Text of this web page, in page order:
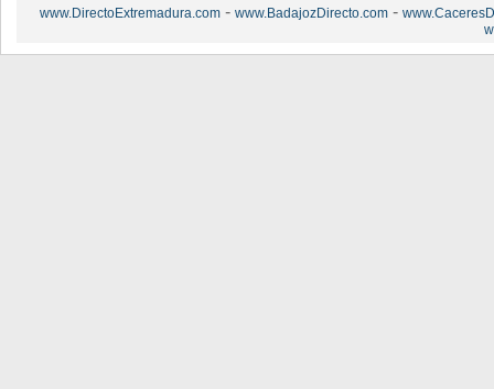
www.DirectoExtremadura.com - www.BadajozDirecto.com -